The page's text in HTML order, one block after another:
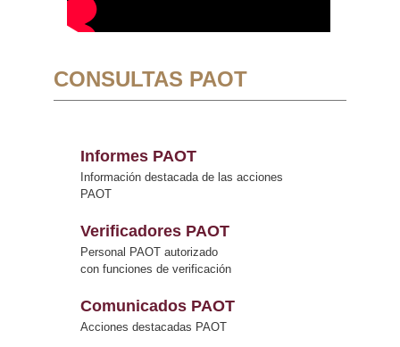
CONSULTAS PAOT
Informes PAOT
Información destacada de las acciones
PAOT
Verificadores PAOT
Personal PAOT autorizado
con funciones de verificación
Comunicados PAOT
Acciones destacadas PAOT